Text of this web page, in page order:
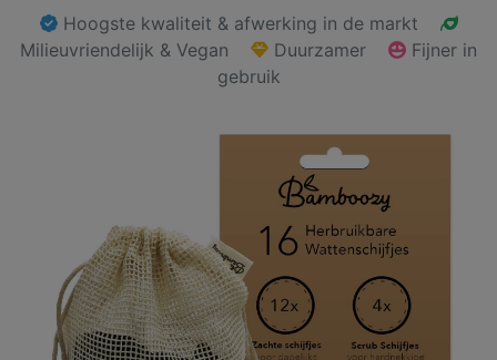
Hoogste kwaliteit & afwerking in de markt
Milieuvriendelijk & Vegan
Duurzamer
Fijner in
gebruik